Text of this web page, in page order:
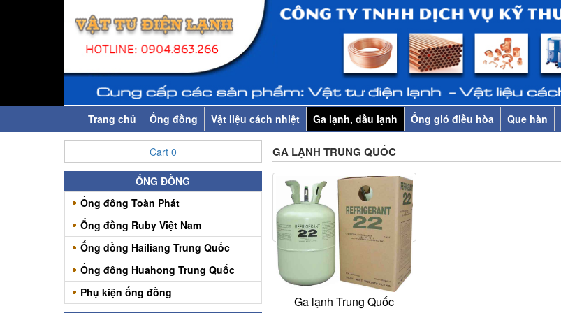
Trang chủ Ống đồng Vật liệu cách nhiệt Ga lạnh, dầu lạnh Ống gió điều hòa Que hàn
Cart 0
ỐNG ĐỒNG
Ống đồng Toàn Phát
Ống đồng Ruby Việt Nam
Ống đồng Hailiang Trung Quốc
Ống đồng Huahong Trung Quốc
Phụ kiện ống đồng
GA LẠNH TRUNG QUỐC
Ga lạnh Trung Quốc